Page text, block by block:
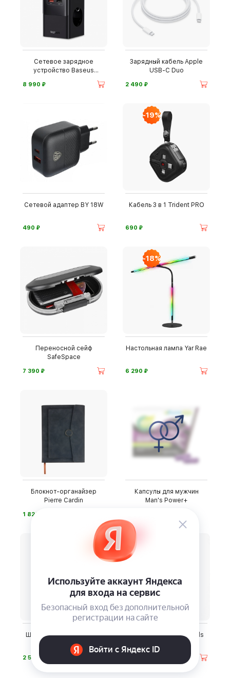
Сетевое зарядное
устройство Baseus
8 990 ⃏
Зарядный кабель Apple
USB-C Duo
2 490 ⃏
Сетевой адаптер BY 18W
490 ⃏
-19%
Кабель 3 в 1 Trident PRO
690 ⃏
Переносной сейф
SafeSpace
7 390 ⃏
-18%
Настольная лампа Yar Rae
6 290 ⃏
Блокнот-органайзер
Pierre Cardin
1 820
Капсулы для мужчин
Man's Power+
Шейный массажер Rozia
OR-8017
2 590
Наушники Apple AirPods